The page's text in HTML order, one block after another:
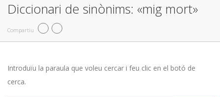
Diccionari de sinònims: «mig mort»
Compartiu
Introduïu la paraula que voleu cercar i feu clic en el botó de
cerca.